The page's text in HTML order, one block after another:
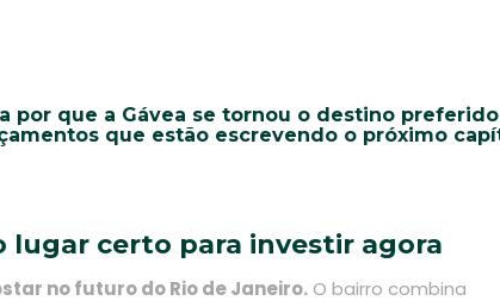
por que a Gávea se tornou o destino
que estão escrevendo o próximo
lugar certo para investir agora
no futuro do Rio de Janeiro. O bairro combina